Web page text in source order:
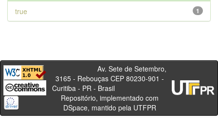
1
true
Av. Sete de Setembro,
3165 - Rebouças CEP 80230-901 -
Curitiba - PR - Brasil
Repositório, implementado com
DSpace, mantido pela UTFPR